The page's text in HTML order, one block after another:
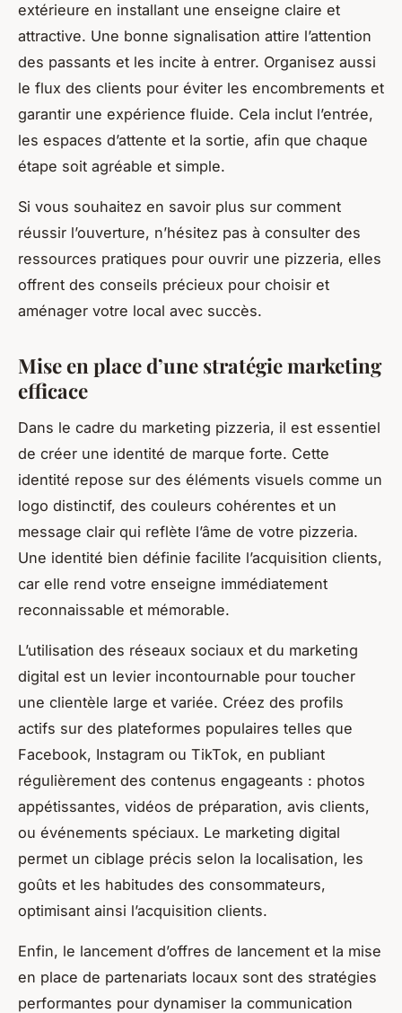
extérieure en installant une enseigne claire et
attractive. Une bonne signalisation attire l’attention
des passants et les incite à entrer. Organisez aussi
le flux des clients pour éviter les encombrements et
garantir une expérience fluide. Cela inclut l’entrée,
les espaces d’attente et la sortie, afin que chaque
étape soit agréable et simple.
Si vous souhaitez en savoir plus sur comment
réussir l’ouverture, n’hésitez pas à consulter des
ressources pratiques pour ouvrir une pizzeria, elles
offrent des conseils précieux pour choisir et
aménager votre local avec succès.
Mise en place d’une stratégie marketing
efficace
Dans le cadre du marketing pizzeria, il est essentiel
de créer une identité de marque forte. Cette
identité repose sur des éléments visuels comme un
logo distinctif, des couleurs cohérentes et un
message clair qui reflète l’âme de votre pizzeria.
Une identité bien définie facilite l’acquisition clients,
car elle rend votre enseigne immédiatement
reconnaissable et mémorable.
L’utilisation des réseaux sociaux et du marketing
digital est un levier incontournable pour toucher
une clientèle large et variée. Créez des profils
actifs sur des plateformes populaires telles que
Facebook, Instagram ou TikTok, en publiant
régulièrement des contenus engageants : photos
appétissantes, vidéos de préparation, avis clients,
ou événements spéciaux. Le marketing digital
permet un ciblage précis selon la localisation, les
goûts et les habitudes des consommateurs,
optimisant ainsi l’acquisition clients.
Enfin, le lancement d’offres de lancement et la mise
en place de partenariats locaux sont des stratégies
performantes pour dynamiser la communication